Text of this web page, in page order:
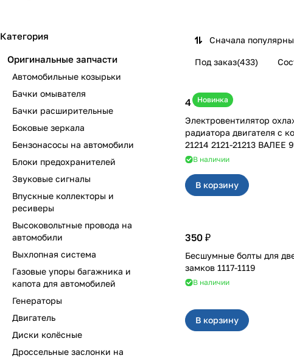
Сначала
Под заказ(433)
Новинка
4 600 ₽
Электровентилятор
радиатора двигателя с
21214 2121-21213 ВАЛЕЕ
В наличии
В корзину
350 ₽
Бесшумные болты для
замков 1117-1119
В наличии
В корзину
Категория
Оригинальные запчасти
Автомобильные козырьки
Бачки омывателя
Бачки расширительные
Боковые зеркала
Бензонасосы на автомобили
Блоки предохранителей
Звуковые сигналы
Впускные коллекторы и
ресиверы
Высоковольтные провода на
автомобили
Выхлопная система
Газовые упоры багажника и
капота для автомобилей
Генераторы
Двигатель
Диски колёсные
Дроссельные заслонки на